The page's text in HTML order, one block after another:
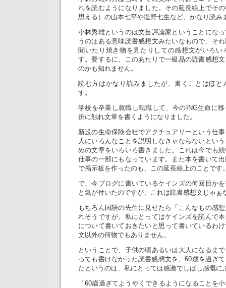
れを読むようになりました。その延長線上でそ
思える）の山本七平や塩野七生など、かなり読み
小林秀雄というのは文芸評論家ということにな
うのはある意味読書感想文みたいなもので、そ
聞いたり焼き物を見たりしての感想文がいろい
す。要するに、このあたりで一級品の読書感想
のかも知れません。
読む方はかなり読みましたが、書くことはほと
す。
学校を卒業し就職し転職して、今のING生命に
折に触れ文章を書くようになりました。
新設の生命保険会社でアクチュアリーという仕
人にいろんなことを説明しなきゃならないとい
めの文章をいろいろ書きました。これは今でも
仕事の一部にもなっています。また本を書いて
で掲示板を作ったのも、この延長線上のことです
で、今ブログに書いているケインズの何回目か
と気が付いたのですが、これは読書感想文じゃぁ
もちろん国語の先生に見せたら「こんなもの感
れそうですが、私にとってはケインズを読んで
について書いておきたいと思って書いているわ
文以外の何物でもありません。
ということで、子供の頃あるいは大人になるま
っても書けなかった読書感想文を、60歳を過ぎ
たというのは、私にとっては感激でしばし感慨に
「60歳過ぎてようやくできるようになることを